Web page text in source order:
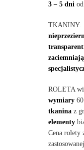
3 – 5 dniod
TKANINY:
ROLETA
wymiary60
tkaninaz
elementy
Cena rolety